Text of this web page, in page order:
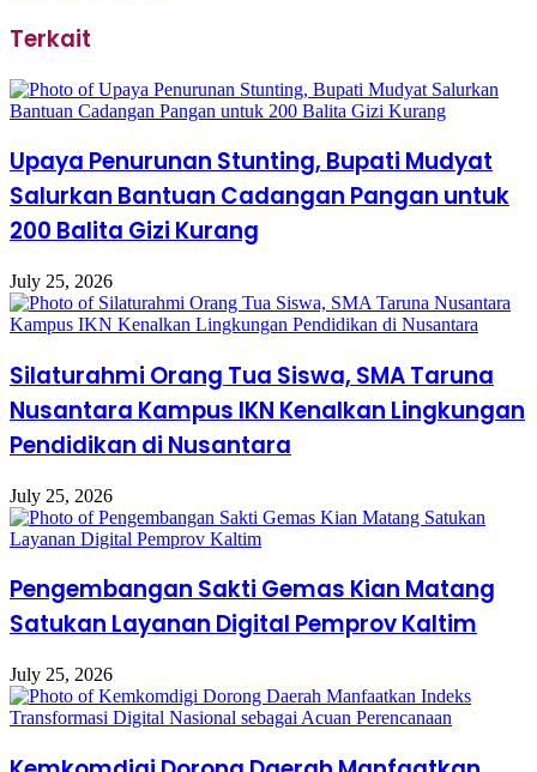
Terkait
Upaya Penurunan Stunting, Bupati Mudyat
Salurkan Bantuan Cadangan Pangan untuk
200 Balita Gizi Kurang
July 25, 2026
Silaturahmi Orang Tua Siswa, SMA Taruna
Nusantara Kampus IKN Kenalkan Lingkungan
Pendidikan di Nusantara
July 25, 2026
Pengembangan Sakti Gemas Kian Matang
Satukan Layanan Digital Pemprov Kaltim
July 25, 2026